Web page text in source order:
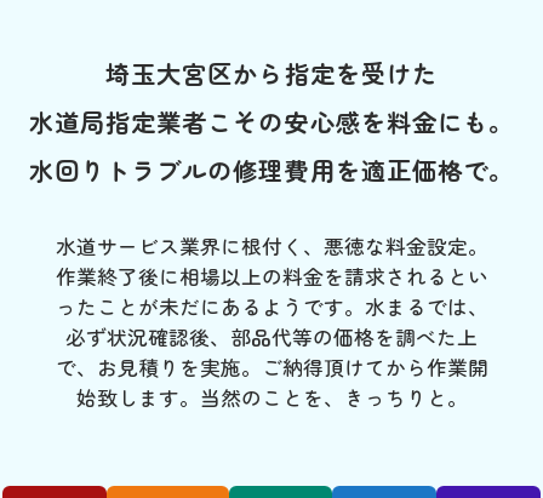
埼玉大宮区から指定を受けた
水道局指定業者こその安心感を料金にも。
水回りトラブルの修理費用を適正価格で。
水道サービス業界に根付く、悪徳な料金設定。
作業終了後に相場以上の料金を請求されるとい
ったことが未だにあるようです。水まるでは、
必ず状況確認後、部品代等の価格を調べた上
で、お見積りを実施。ご納得頂けてから作業開
始致します。当然のことを、きっちりと。